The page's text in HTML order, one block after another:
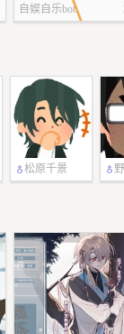
自娱自乐bot
松原千景